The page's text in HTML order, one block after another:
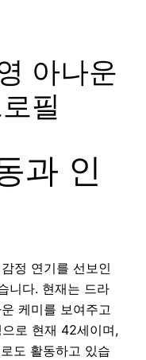
아나운
필
과 인
정 연기를 선보인
니다. 현재는 드라
케미를 보여주고
로 현재 42세이며,
도 활동하고 있습